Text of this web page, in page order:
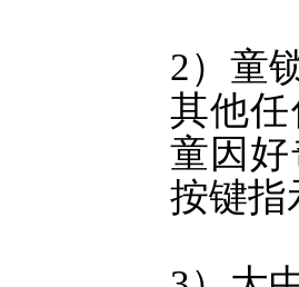
2）童
其他
童因
按键指